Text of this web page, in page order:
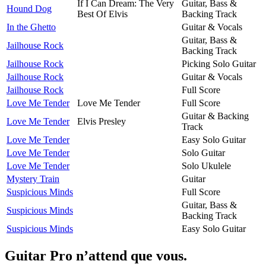
Hound Dog
If I Can Dream: The Very
Best Of Elvis
Guitar, Bass &
Backing Track
In the Ghetto
Guitar & Vocals
Jailhouse Rock
Guitar, Bass &
Backing Track
Jailhouse Rock
Picking Solo Guitar
Jailhouse Rock
Guitar & Vocals
Jailhouse Rock
Full Score
Love Me Tender
Love Me Tender
Full Score
Love Me Tender
Elvis Presley
Guitar & Backing
Track
Love Me Tender
Easy Solo Guitar
Love Me Tender
Solo Guitar
Love Me Tender
Solo Ukulele
Mystery Train
Guitar
Suspicious Minds
Full Score
Suspicious Minds
Guitar, Bass &
Backing Track
Suspicious Minds
Easy Solo Guitar
Guitar Pro n’attend que vous.